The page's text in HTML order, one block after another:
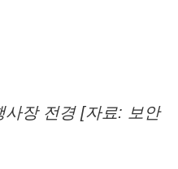
장 전경 [자료: 보안